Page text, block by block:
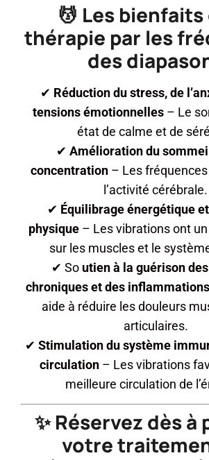
💆 Les bienfaits
thérapie par les
des
✔ Réduction du stress, de
tensions émotionnelles – Le
état de calme et de
✔ Amélioration du
concentration – Les
l’activité cérébrale.
✔ Équilibrage énergétique
physique – Les vibrations ont
sur les muscles et le
✔ So utien à la guérison
chroniques et des inflammations
aide à réduire les douleurs
articulaires.
✔ Stimulation du système
circulation– Les vibrations
meilleure circulation de
✨ Réservez dès à
votre